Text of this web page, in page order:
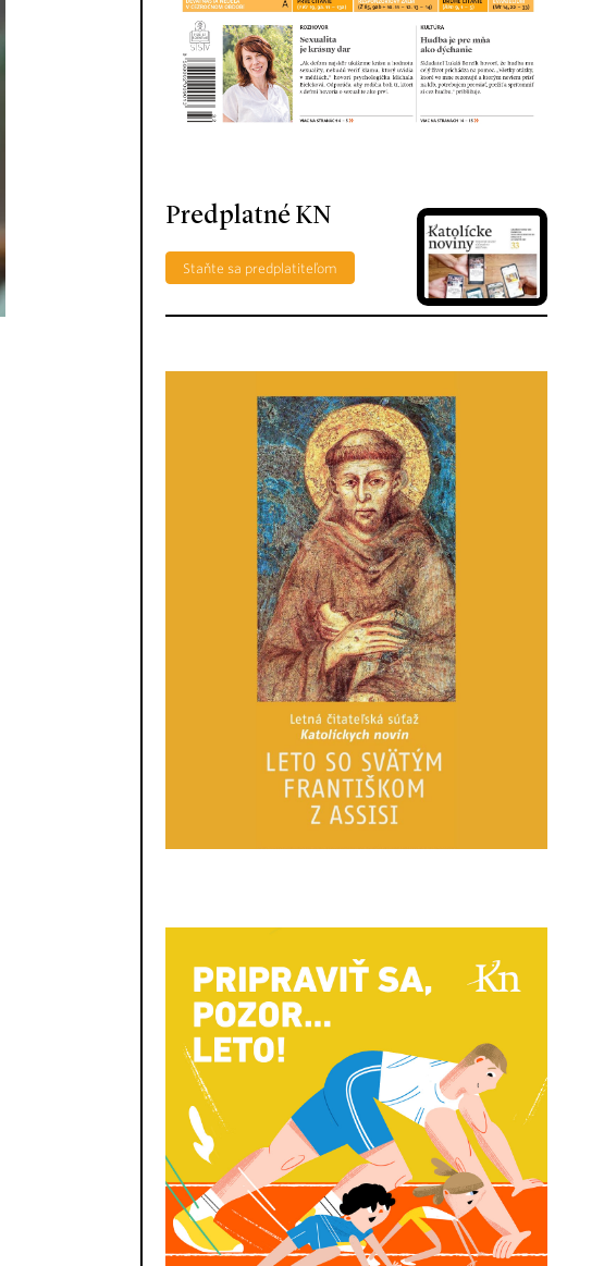
Predplatné KN
Staňte sa predplatiteľom